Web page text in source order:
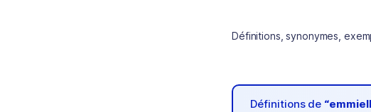
Définitions, synonymes,
Définitions de